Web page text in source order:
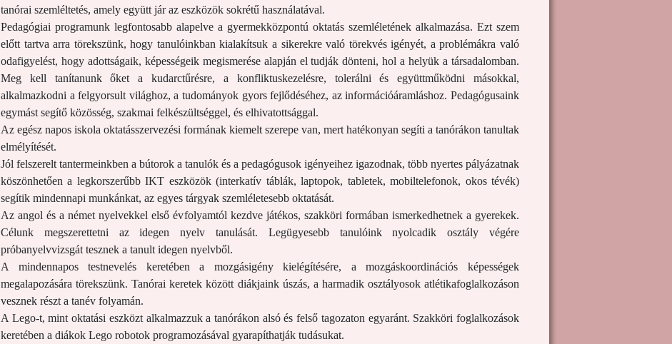
tanórai szemléltetés, amely együtt jár az eszközök sokrétű használatával.
Pedagógiai programunk legfontosabb alapelve a gyermekközpontú oktatás szemléletének alkalmazása. Ezt szem
előtt tartva arra törekszünk, hogy tanulóinkban kialakítsuk a sikerekre való törekvés igényét, a problémákra való
odafigyelést, hogy adottságaik, képességeik megismerése alapján el tudják dönteni, hol a helyük a társadalomban.
Meg kell tanítanunk őket a kudarctűrésre, a konfliktuskezelésre, tolerálni és együttműködni másokkal,
alkalmazkodni a felgyorsult világhoz, a tudományok gyors fejlődéséhez, az információáramláshoz. Pedagógusaink
egymást segítő közösség, szakmai felkészültséggel, és elhivatottsággal.
Az egész napos iskola oktatásszervezési formának kiemelt szerepe van, mert hatékonyan segíti a tanórákon tanultak
elmélyítését.
Jól felszerelt tantermeinkben a bútorok a tanulók és a pedagógusok igényeihez igazodnak, több nyertes pályázatnak
köszönhetően a legkorszerűbb IKT eszközök (interkatív táblák, laptopok, tabletek, mobiltelefonok, okos tévék)
segítik mindennapi munkánkat, az egyes tárgyak szemléletesebb oktatását.
Az angol és a német nyelvekkel első évfolyamtól kezdve játékos, szakköri formában ismerkedhetnek a gyerekek.
Célunk megszerettetni az idegen nyelv tanulását. Legügyesebb tanulóink nyolcadik osztály végére
próbanyelvvizsgát tesznek a tanult idegen nyelvből.
A mindennapos testnevelés keretében a mozgásigény kielégítésére, a mozgáskoordinációs képességek
megalapozására törekszünk. Tanórai keretek között diákjaink úszás, a harmadik osztályosok atlétikafoglalkozáson
vesznek részt a tanév folyamán.
A Lego-t, mint oktatási eszközt alkalmazzuk a tanórákon alsó és felső tagozaton egyaránt. Szakköri foglalkozások
keretében a diákok Lego robotok programozásával gyarapíthatják tudásukat.